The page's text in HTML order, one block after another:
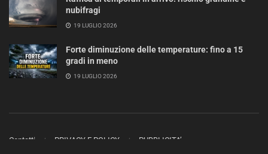
nubifragi
19 LUGLIO 2026
Forte diminuzione delle temperature: fino a 15
gradi in meno
19 LUGLIO 2026
Contatti PRIVACY E POLICY PUBBLICITA’